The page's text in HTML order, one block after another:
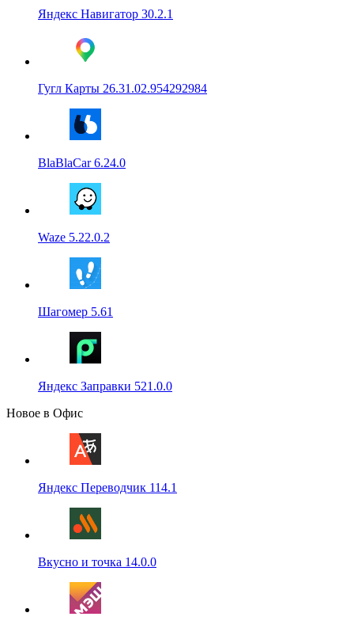
Яндекс Навигатор 30.2.1
Гугл Карты 26.31.02.954292984
BlaBlaCar 6.24.0
Waze 5.22.0.2
Шагомер 5.61
Яндекс Заправки 521.0.0
Новое в Офис
Яндекс Переводчик 114.1
Вкусно и точка 14.0.0